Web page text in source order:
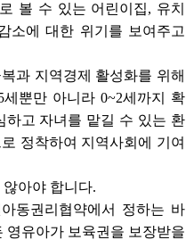
볼 수 있는 어린이집, 유치
소에 대한 위기를 보여주고
과 지역경제 활성화를 위해
뿐만 아니라 0~2세까지 확
하고 자녀를 맡길 수 있는 환
정착하여 지역사회에 기여
아야 합니다.
동권리협약에서 정하는 바
영유아가 보육권을 보장받을